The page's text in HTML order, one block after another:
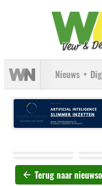
Nieuws
Terug naar